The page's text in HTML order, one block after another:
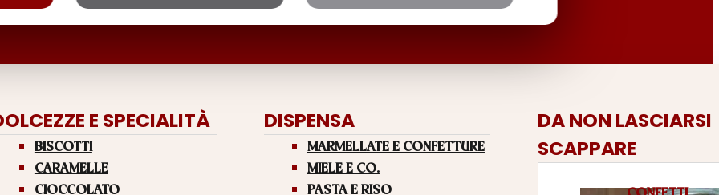
E SPECIALITÀ
BISCOTTI
CARAMELLE
CIOCCOLATO
DISPENSA
MARMELLATE E CONFETTURE
MIELE E CO.
PASTA E RISO
DA NON LASCIARSI
SCAPPARE